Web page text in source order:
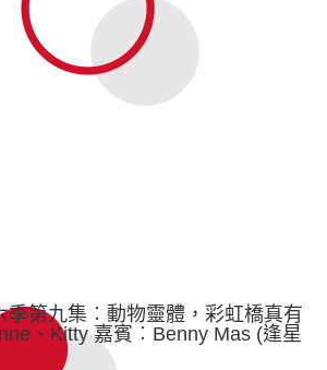
季第九集︰動物靈體，彩虹橋真有
、Kitty 嘉賓︰Benny Mas (逢星